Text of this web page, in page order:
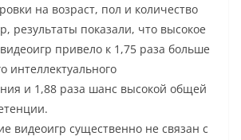
на возраст, пол и количество
результаты показали, что высокое
привело к 1,75 раза больше
интеллектуального
и 1,88 раза шанс высокой общей
видеоигр существенно не связан с